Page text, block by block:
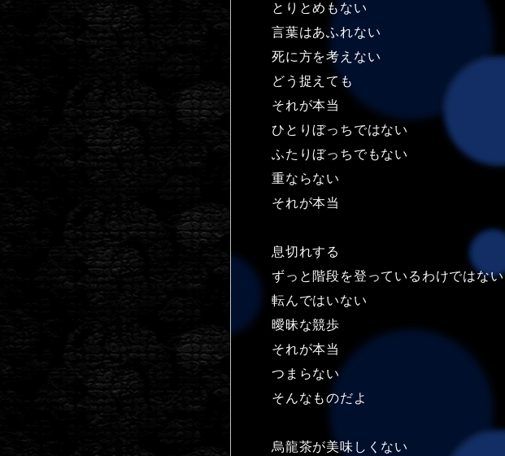
とりとめもない
言葉はあふれない
死に方を考えない
どう捉えても
それが本当
ひとりぼっちではない
ふたりぼっちでもない
重ならない
それが本当
息切れする
ずっと階段を登っているわけではない
転んではいない
曖昧な競歩
それが本当
つまらない
そんなものだよ
烏龍茶が美味しくない